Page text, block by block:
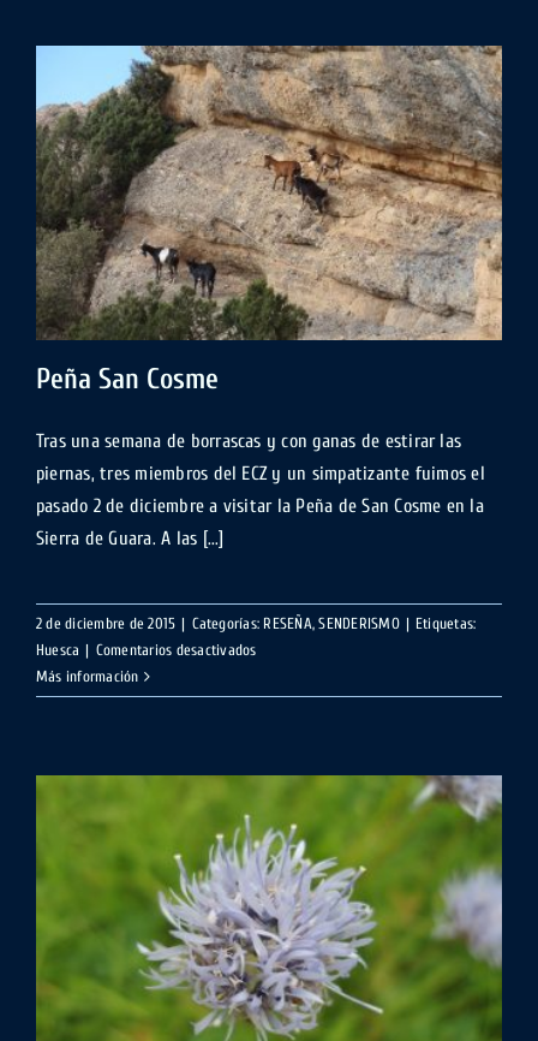
SECA
(JARABA)
Peña San Cosme
Tras una semana de borrascas y con ganas de estirar las
piernas, tres miembros del ECZ y un simpatizante fuimos el
pasado 2 de diciembre a visitar la Peña de San Cosme en la
Sierra de Guara. A las [...]
2 de diciembre de 2015 | Categorías: RESEÑA,SENDERISMO | Etiquetas:
Huesca | Comentarios desactivadosen
San
Más información